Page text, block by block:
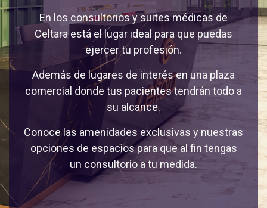
En los consultorios y suites médicas de
Celtara está el lugar ideal para que puedas
ejercer tu profesión.
Además de lugares de interés en una plaza
comercial donde tus pacientes tendrán todo a
su alcance.
Conoce las amenidades exclusivas y nuestras
opciones de espacios para que al fin tengas
un consultorio a tu medida.